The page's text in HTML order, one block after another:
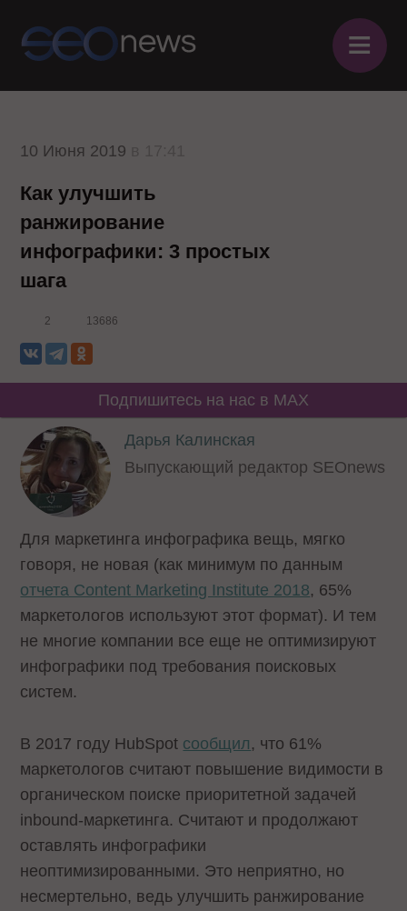
≡
10 Июня 2019
Как улучшить
ранжирование
инфографики: 3 простых
шага
2 13686
Подпишитесь на нас в MAX
Дарья Калинская
Выпускающий редактор SEOnews
Для маркетинга инфографика вещь, мягко
говоря, не новая (как минимум по данным
отчета Content Marketing Institute 2018, 65%
маркетологов используют этот формат). И тем
не многие компании все еще не оптимизируют
инфографики под требования поисковых
систем.
В 2017 году HubSpot сообщил , что 61%
маркетологов считают повышение видимости в
органическом поиске приоритетной задачей
inbound-маркетинга. Считают и продолжают
оставлять инфографики
неоптимизированными. Это неприятно, но
несмертельно, ведь улучшить ранжирование